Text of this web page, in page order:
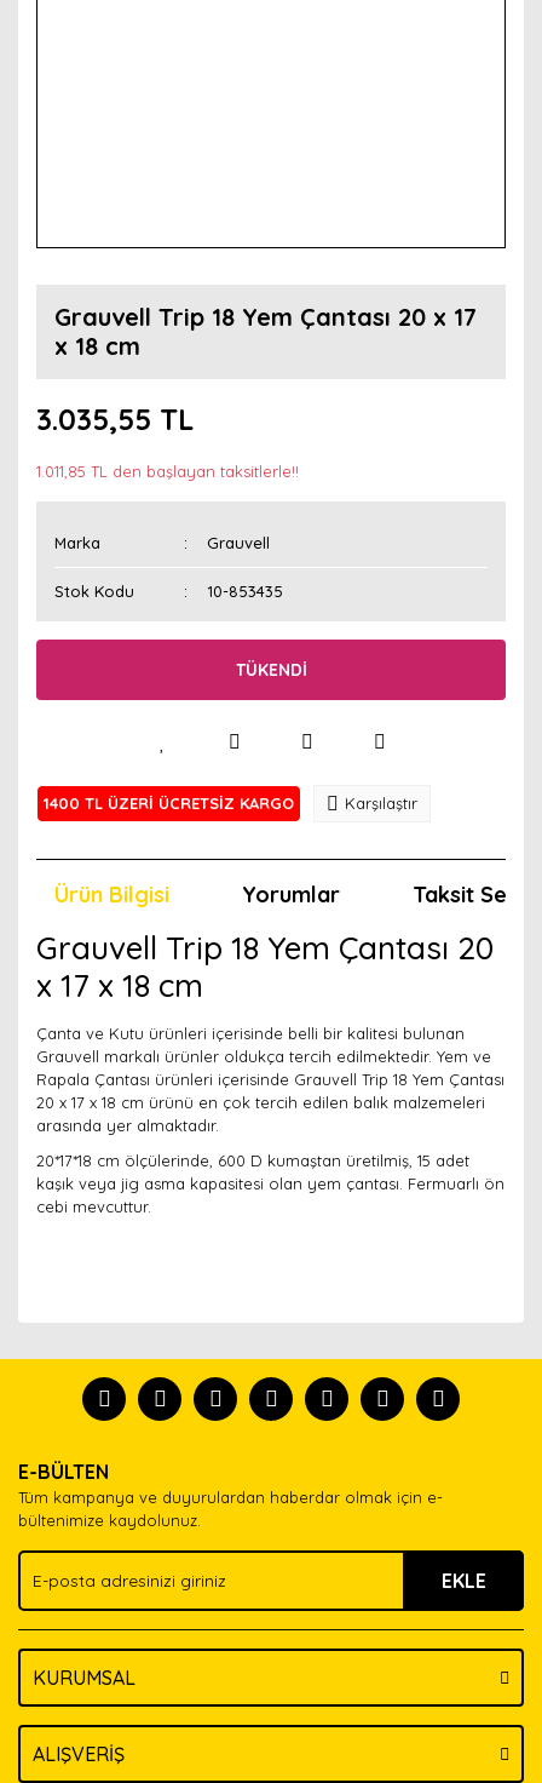
Grauvell Trip 18 Yem Çantası 20 x 17
x 18 cm
3.035,55 TL
1.011,85 TL den başlayan taksitlerle!!
Marka Grauvell
Stok Kodu 10-853435
TÜKENDİ
1400 TL ÜZERİ ÜCRETSİZ KARGO Karşılaştır
Ürün Bilgisi Yorumlar Taksit
Grauvell Trip 18 Yem Çantası 20
x 17 x 18 cm
Çanta ve Kutu ürünleri içerisinde belli bir kalitesi bulunan
Grauvell markalı ürünler oldukça tercih edilmektedir. Yem ve
Rapala Çantası ürünleri içerisinde Grauvell Trip 18 Yem Çantası
20 x 17 x 18 cm ürünü en çok tercih edilen balık malzemeleri
arasında yer almaktadır.
20*17*18 cm ölçülerinde, 600 D kumaştan üretilmiş, 15 adet
kaşık veya jig asma kapasitesi olan yem çantası. Fermuarlı ön
cebi mevcuttur.
tanısın.
formunu kullanarak tarafımıza iletebilirsiniz.
Görüş ve önerileriniz için teşekkür ederiz.
Ürün açıklamasında eksik bilgiler bulunuyor.
Ürün bilgilerinde hatalar bulunuyor.
Ürün fiyatı diğer sitelerden daha pahalı.
Bu ürüne benzer farklı alternatifler olmalı.
E-BÜLTEN
Tüm kampanya ve duyurulardan haberdar olmak için e-
bültenimize kaydolunuz.
EKLE
KURUMSAL
ALIŞVERİŞ